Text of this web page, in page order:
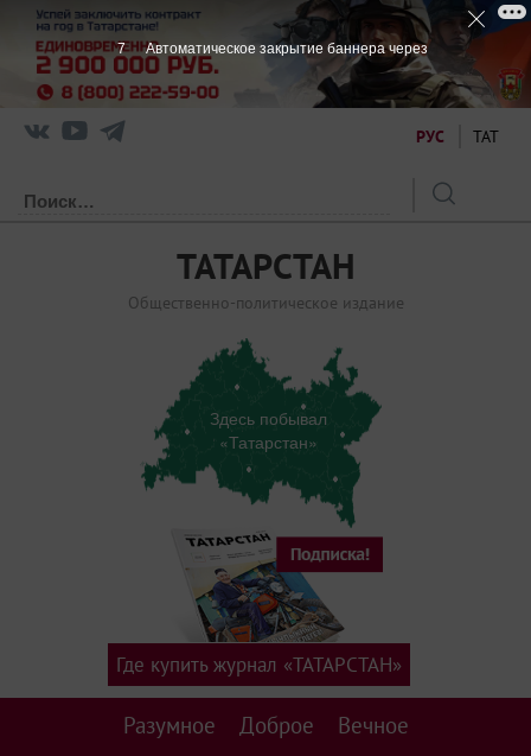
РУС ТАТ
ТАТАРСТАН
Общественно-политическое издание
Здесь побывал
«Татарстан»
Разумное Доброе Вечное
Где купить журнал «ТАТАРСТАН»
7 Автоматическое закрытие баннера через